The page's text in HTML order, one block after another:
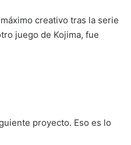
creativo tras la serie
juego de Kojima, fue
proyecto. Eso es lo